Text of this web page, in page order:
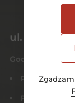
Zgadzam
ul.
Godziny otwarcia
Pn-Czw:8:00
Pt-Sob: 8:00